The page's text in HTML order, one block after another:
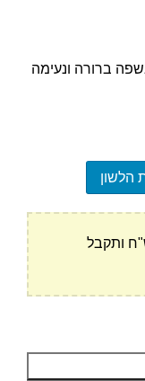
ברורה ונעימה
הלשון
ותקבל